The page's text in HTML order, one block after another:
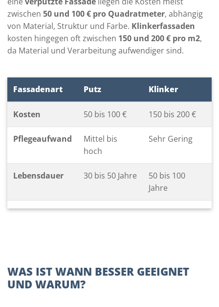
zwischen 50 und 100 € pro Quadratmeter, abhängig
von Material, Struktur und Farbe. Klinkerfassaden
kosten hingegen oft zwischen 150 und 200 € pro m2,
da Material und Verarbeitung aufwendiger sind.
Fassadenart Putz Klinker
Kosten 50 bis 100 € 150 bis 200 €
Pflegeaufwand
Mittel bis
hoch
Sehr Gering
Lebensdauer 30 bis 50 Jahre
50 bis 100
Jahre
WAS IST WANN BESSER GEEIGNET
UND WARUM?